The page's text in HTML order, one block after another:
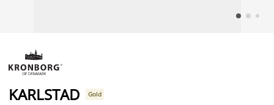
KARLSTAD Gold